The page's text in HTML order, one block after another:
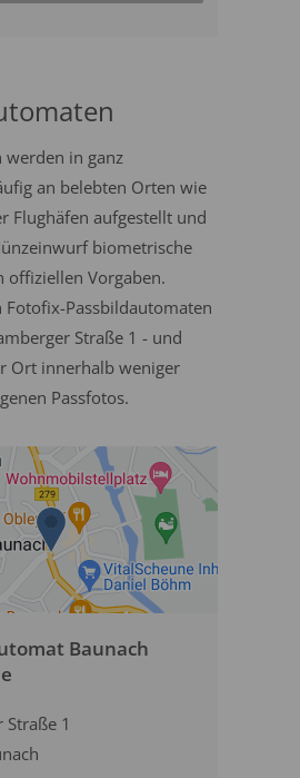
werden in ganz
an belebten Orten wie
Flughäfen aufgestellt und
biometrische
offiziellen Vorgaben.
Fotofix-Passbildautomaten
Straße 1 - und
Ort innerhalb weniger
Passfotos.
Baunach
Straße 1